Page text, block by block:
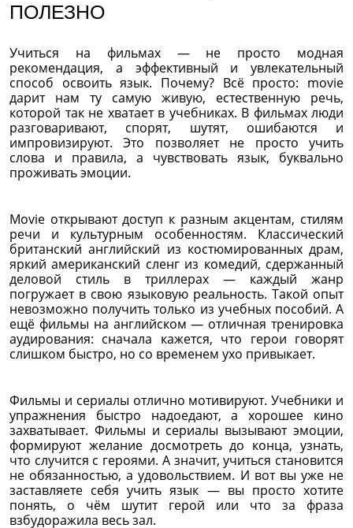
ПОЛЕЗНО
Учиться на фильмах — не просто модная
рекомендация, а эффективный и увлекательный
способ освоить язык. Почему? Всё просто: movie
дарит нам ту самую живую, естественную речь,
которой так не хватает в учебниках. В фильмах люди
разговаривают, спорят, шутят, ошибаются и
импровизируют. Это позволяет не просто учить
слова и правила, а чувствовать язык, буквально
проживать эмоции.
Movie открывают доступ к разным акцентам, стилям
речи и культурным особенностям. Классический
британский английский из костюмированных драм,
яркий американский сленг из комедий, сдержанный
деловой стиль в триллерах — каждый жанр
погружает в свою языковую реальность. Такой опыт
невозможно получить только из учебных пособий. А
ещё фильмы на английском — отличная тренировка
аудирования: сначала кажется, что герои говорят
слишком быстро, но со временем ухо привыкает.
Фильмы и сериалы отлично мотивируют. Учебники и
упражнения быстро надоедают, а хорошее кино
захватывает. Фильмы и сериалы вызывают эмоции,
формируют желание досмотреть до конца, узнать,
что случится с героями. А значит, учиться становится
не обязанностью, а удовольствием. И вот вы уже не
заставляете себя учить язык — вы просто хотите
понять, о чём шутит герой или что за фраза
взбудоражила весь зал.